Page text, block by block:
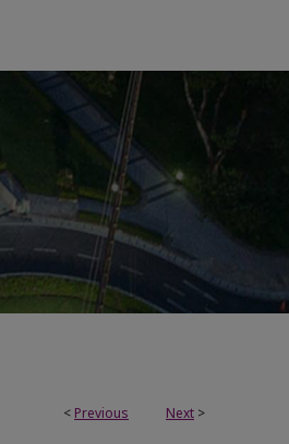
< Previous Next >